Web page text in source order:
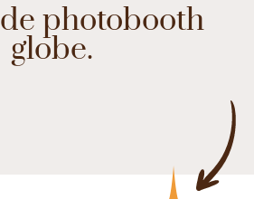
de photobooth
globe.